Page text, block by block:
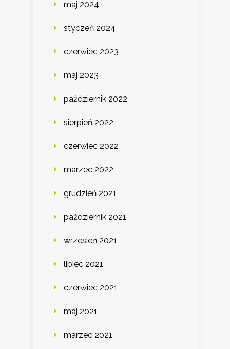
maj 2024
styczeń 2024
czerwiec 2023
maj 2023
październik 2022
sierpień 2022
czerwiec 2022
marzec 2022
grudzień 2021
październik 2021
wrzesień 2021
lipiec 2021
czerwiec 2021
maj 2021
marzec 2021